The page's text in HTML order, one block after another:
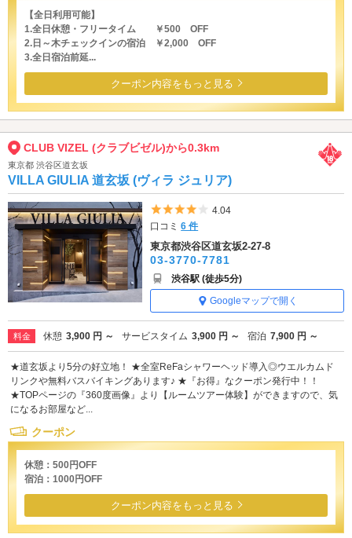
【全日利用可能】
1.全日休憩・フリータイム ￥500 OFF
2.日～木チェックインの宿泊 ￥2,000 OFF
3.全日宿泊前延...
クーポン内容をもっと見る
CLUB VIZEL (クラブビゼル)から0.3km
東京都 渋谷区道玄坂
VILLA GIULIA 道玄坂 (ヴィラ ジュリア)
5つ星のうち4
4.04
口コミ6 件
東京都渋谷区道玄坂2-27-8
03-3770-7781
渋谷駅 (徒歩5分)
Googleマップで開く
料金 休憩 3,900 円 ～ サービスタイム 3,900 円 ～ 宿泊 7,900 円 ～
★道玄坂より5分の好立地！ ★全室ReFaシャワーヘッド導入◎ウエルカムド
リンクや無料バスバイキングあります♪ ★『お得』なクーポン発行中！！
★TOPページの『360度画像』より【ルームツアー体験】ができますので、気
になるお部屋など...
クーポン
休憩：500円OFF
宿泊：1000円OFF
クーポン内容をもっと見る